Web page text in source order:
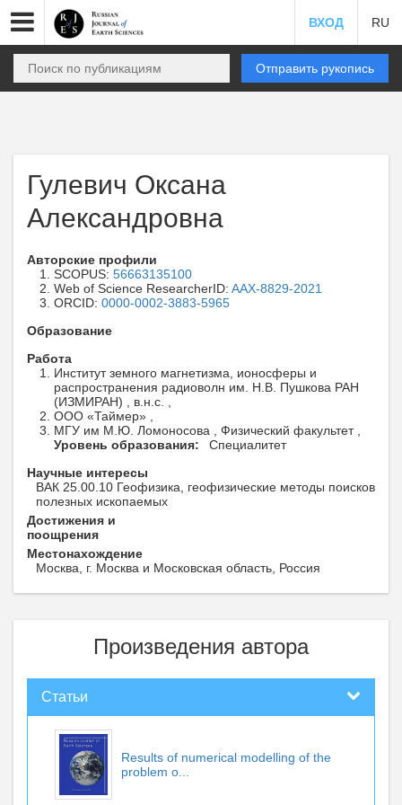
ВХОД RU
Отправить рукопись
Гулевич Оксана
Александровна
Авторские профили
SCOPUS: 56663135100
Web of Science ResearcherID: AAX-8829-2021
ORCID: 0000-0002-3883-5965
Образование
Работа
Институт земного магнетизма, ионосферы и
распространения радиоволн им. Н.В. Пушкова РАН
(ИЗМИРАН) , в.н.с. ,
ООО «Таймер» ,
МГУ им М.Ю. Ломоносова , Физический факультет ,
Уровень образования:
Специалитет
Научные интересы
ВАК 25.00.10 Геофизика, геофизические методы поисков
полезных ископаемых
Достижения и
поощрения
Местонахождение
Москва, г. Москва и Московская область, Россия
Произведения автора
Статьи
Results of numerical modelling of the
problem o...